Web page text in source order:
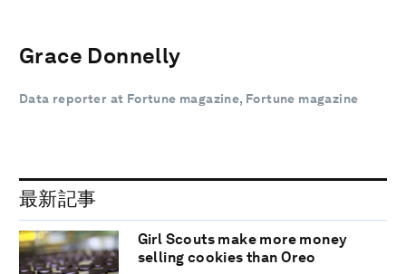
Grace Donnelly
Data reporter at Fortune magazine, Fortune magazine
最新記事
Girl Scouts make more money
selling cookies than Oreo